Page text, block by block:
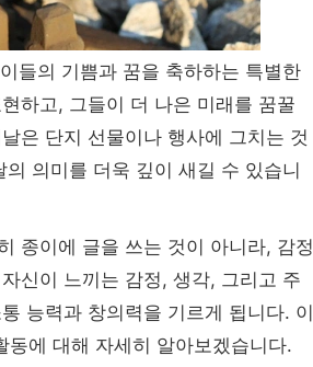
들의 기쁨과 꿈을 축하하는 특별한
하고, 그들이 더 나은 미래를 꿈꿀
은 단지 선물이나 행사에 그치는 것
의미를 더욱 깊이 새길 수 있습니
종이에 글을 쓰는 것이 아니라, 감정
신이 느끼는 감정, 생각, 그리고 주
능력과 창의력을 기르게 됩니다. 이
에 대해 자세히 알아보겠습니다.